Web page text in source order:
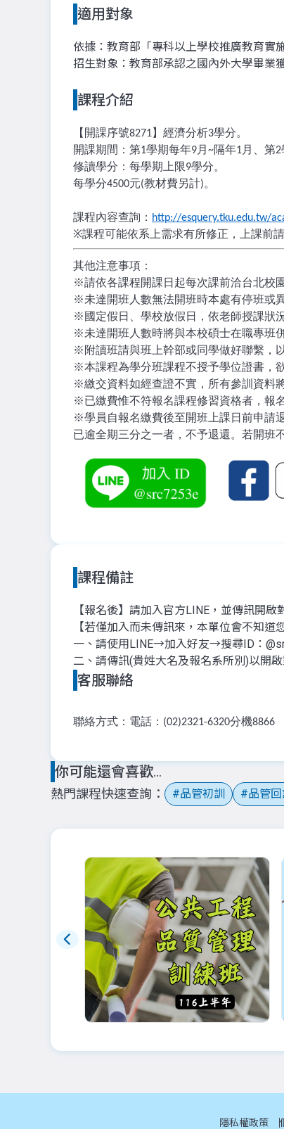
適用對象
依據：教育部「專科以上學校推廣教育實
招生對象：教育部承認之國內外大學畢業
課程介紹
【開課序號8271】經濟分析3學分。
開課期間：第1學期每年9月 ~隔年1月、第2
修讀學分：每學期上限9學分。
每學分4500元(教材費另計)。
課程內容查詢： http://esquery.tku.edu.tw/
※課程可能依系上需求有所修正，上課前請
其他注意事項：
※請依各課程開課日起每次課前洽台北校園
※未達開班人數無法開班時本處有停班或
※ 國定假日、學校放假日，依老師授課狀
※未達開班人數時將與本校碩士在職專班
※ 附讀班請與班上幹部或同學做好聯繫，
※本課程為學分班課程不授予學位證書，
※繳交資料如經查證不實，所有參訓資料
※已繳費惟不符報名課程修習資格者，報
※學員自報名繳費後至開班上課日前申請
已逾全期三分之一者，不予退還。若開班
課程備註
【報名後】請加入官方LINE，並傳訊開
【若僅加入而未傳訊來，本單位會不知道
一、請使用LINE→加入好友→搜尋ID：
二、請傳訊(貴姓大名及報名系所別)以開啟
客服聯絡
聯絡方式：電話： (02)2321-6320分機8866
你可能還會喜歡...
熱門課程快速查詢 品管初訓 品管回
月底前更新
隱私權政策